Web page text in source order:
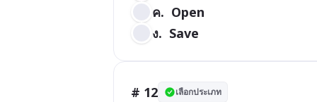
ค.  Open
ง.  Save
# 12 เลือกประเภท